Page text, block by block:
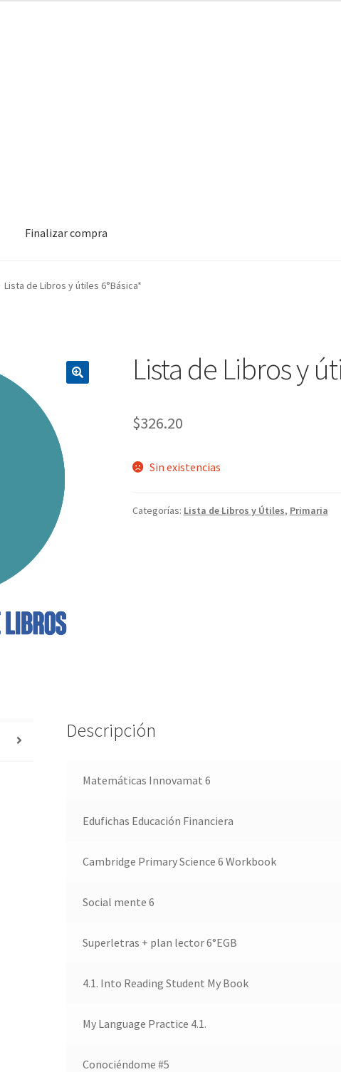
Finalizar compra
Lista de Libros y útiles 6°Básica*
Lista de Libros y
$326.20
Sin existencias
Categorías: Lista de Libros y Útiles, Primaria
Descripción
Matemáticas Innovamat 6
Edufichas Educación Financiera
Cambridge Primary Science 6 Workbook
Social mente 6
Superletras + plan lector 6°EGB
4.1. Into Reading Student My Book
My Language Practice 4.1.
Conociéndome #5